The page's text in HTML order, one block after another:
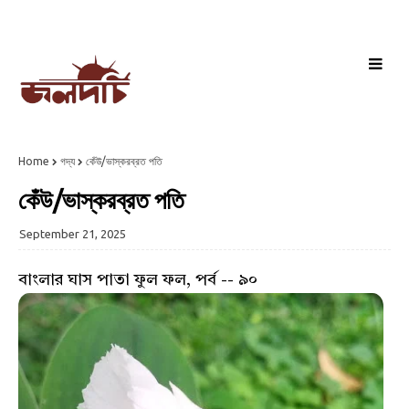
Home গদ্য কেঁউ/ভাস্করব্রত পতি
কেঁউ/ভাস্করব্রত পতি
September 21, 2025
বাংলার ঘাস পাতা ফুল ফল, পর্ব -- ৯০